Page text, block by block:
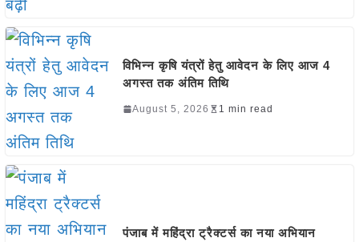
विभिन्न कृषि यंत्रों हेतु आवेदन के लिए आज 4
अगस्त तक अंतिम तिथि
August 5, 2026 1 min read
पंजाब में महिंद्रा ट्रैक्टर्स का नया अभियान